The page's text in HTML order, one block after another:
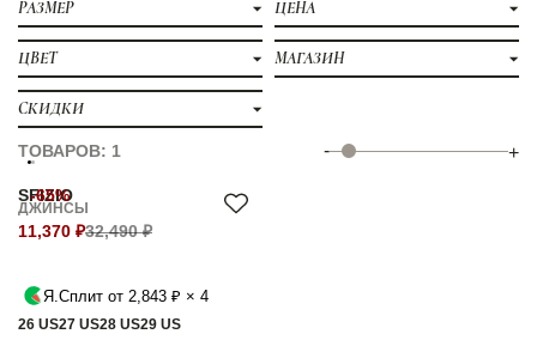
РАЗМЕР ЦЕНА
ЦВЕТ МАГАЗИН
СКИДКИ
ТОВАРОВ: 1 - +
-65%
SFIZIO
ДЖИНСЫ
11,370 ₽32,490 ₽
Я.Сплит от 2,843 ₽ × 4
26 US27 US28 US29 US